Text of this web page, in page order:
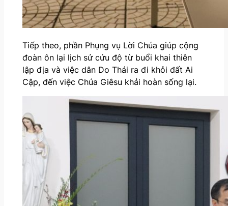
Tiếp theo, phần Phụng vụ Lời Chúa giúp cộng
đoàn ôn lại lịch sử cứu độ từ buổi khai thiên
lập địa và việc dân Do Thái ra đi khỏi đất Ai
Cập, đến việc Chúa Giêsu khải hoàn sống lại.